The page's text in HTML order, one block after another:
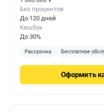
Без процентов
До 120 дней
Кешбэк
До 30%
Рассрочка Бесплатное
Оформить